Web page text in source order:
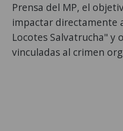
Prensa del MP, el
impactar directamente
Locotes Salvatrucha" y
vinculadas al crimen